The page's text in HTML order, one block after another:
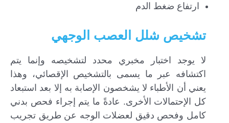
ارتفاع ضغط الدم
تشخيص شلل العصب الوجهي
لا يوجد اختبار مخبري محدد لتشخيصه وإنما يتم
اكتشافه عبر ما يسمى بالتشخيص الإقصائي، وهذا
يعني أن الأطباء لا يشخصون الإصابة به إلا بعد استبعاد
كل الإحتمالات الأخرى. عادةً ما يتم إجراء فحص بدني
كامل وفحص دقيق لعضلات الوجه عن طريق تجريب